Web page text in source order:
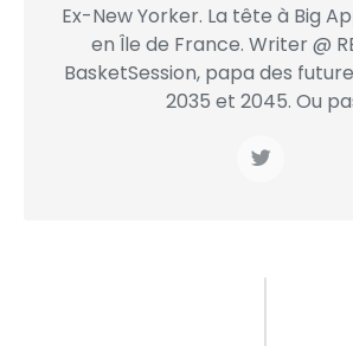
Ex-New Yorker. La tête à Big
en Île de France. Writer @
BasketSession, papa des
2035 et 2045. Ou